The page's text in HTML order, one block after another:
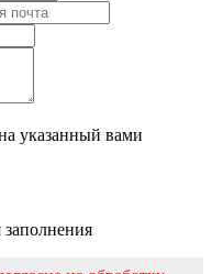
указанный вами